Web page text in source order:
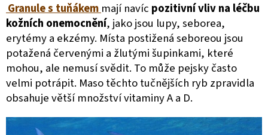
Granule s tuňákem mají navíc pozitivní vliv na léčbu
kožních onemocnění, jako jsou lupy, seborea,
erytémy a ekzémy. Místa postižená seboreou jsou
potažená červenými a žlutými šupinkami, které
mohou, ale nemusí svědit. To může pejsky často
velmi potrápit. Maso těchto tučnějších ryb zpravidla
obsahuje větší množství vitaminy A a D.